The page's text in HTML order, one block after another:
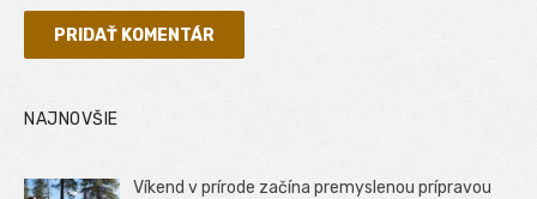
NAJNOVŠIE
Víkend v prírode začína premyslenou prípravou